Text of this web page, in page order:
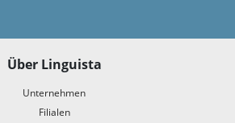
Über Linguista
Unternehmen
Filialen